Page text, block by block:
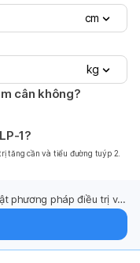
cm
kg
cân không?
1?
tăng cần và tiểu đường tuýp 2.
phương pháp điều trị và